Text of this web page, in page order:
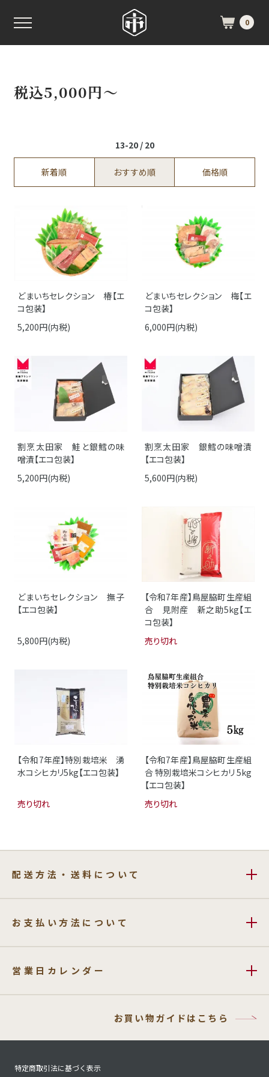
0
税込5,000円～
13-20 / 20
新着順 おすすめ順 価格順
どまいちセレクション 椿【エ
コ包装】
5,200円(内税)
どまいちセレクション 梅【エ
コ包装】
6,000円(内税)
割烹太田家 鮭と銀鱈の味
噌漬【エコ包装】
5,200円(内税)
割烹太田家 銀鱈の味噌漬
【エコ包装】
5,600円(内税)
どまいちセレクション 撫子
【エコ包装】
5,800円(内税)
【令和7年産】鳥屋脇町生産組
合 見附産 新之助5kg【エ
コ包装】
売り切れ
【令和7年産】特別栽培米 湧
水コシヒカリ5kg【エコ包装】
売り切れ
【令和7年産】鳥屋脇町生産組
合 特別栽培米コシヒカリ 5kg
【エコ包装】
売り切れ
配送方法・送料について
お支払い方法について
営業日カレンダー
お買い物ガイドはこちら
特定商取引法に基づく表示